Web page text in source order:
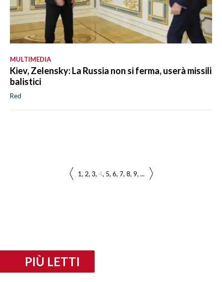
MULTIMEDIA
Kiev, Zelensky: La Russia non si ferma, userà missili
balistici
Red
1 2 3 4 5 6 7 8 9 ...
PIÙ LETTI